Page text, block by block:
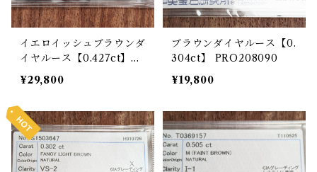
イエロイッシュブラウンダ
イヤルース【0.427ct】PR
O205615
¥29,800
ブラウンダイヤルース【0.
304ct】 PRO208090
¥19,800